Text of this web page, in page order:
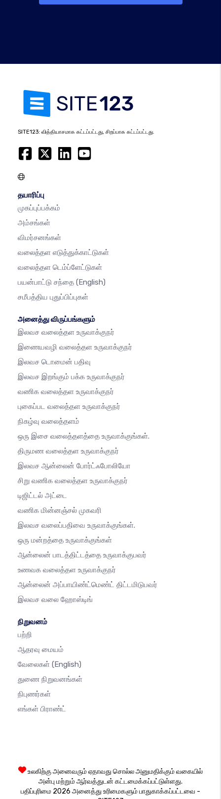
SITE123: வித்தியாசமாக கட்டப்பட்டது, சிறப்பாக கட்டப்பட்டது.
தயாரிப்பு
முகப்புப்பக்கம்
அம்சங்கள்
விமர்சனங்கள்
வலைத்தள எடுத்துக்காட்டுகள்
வலைத்தள டெம்ப்ளேட்டுகள்
பயன்பாட்டு சந்தை (English)
சமீபத்திய புதுப்பிப்புகள்
அனைத்து விருப்பங்களும்
இலவச வலைத்தள உருவாக்குநர்
இணையவழி வலைத்தள உருவாக்குநர்
இலவச டொமைன் பதிவு
இலவச இறங்கும் பக்க உருவாக்குநர்
வணிக வலைத்தள உருவாக்குநர்
புகைப்பட வலைத்தள உருவாக்குநர்
நிகழ்வு வலைத்தளம்
ஒரு இசை வலைத்தளத்தை உருவாக்குங்கள்.
திருமண வலைத்தள உருவாக்குநர்
இலவச ஆன்லைன் போர்ட்ஃபோலியோ
சிறு வணிக வலைத்தள உருவாக்குநர்
டிஜிட்டல் அட்டை
வணிக மின்னஞ்சல் முகவரி
இலவச வலைப்பதிவை உருவாக்குங்கள்.
ஒரு மன்றத்தை உருவாக்குங்கள்
ஆன்லைன் பாடத்திட்டத்தை உருவாக்குபவர்
உணவக வலைத்தள உருவாக்குநர்
ஆன்லைன் அப்பாயிண்ட்மெண்ட் திட்டமிடுபவர்
இலவச வலை ஹோஸ்டிங்
நிறுவனம்
பற்றி
ஆதரவு மையம்
வேலைகள் (English)
துணை நிறுவனங்கள்
நிபுணர்கள்
எங்கள் பிராண்ட்
உலகிற்கு அனைவரும் ஏதாவது சொல்ல அனுமதிக்கும் வகையில்
அன்பு மற்றும் ஆர்வத்துடன் கட்டமைக்கப்பட்டுள்ளது.
பதிப்புரிமை 2026 அனைத்து உரிமைகளும் பாதுகாக்கப்பட்டவை -